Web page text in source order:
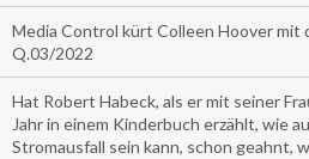
Media Control kürt Colleen Hoover mit
Q.03/2022
Hat Robert Habeck, als er mit seiner
Jahr in einem Kinderbuch erzählt, wie
Stromausfall sein kann, schon geahnt,